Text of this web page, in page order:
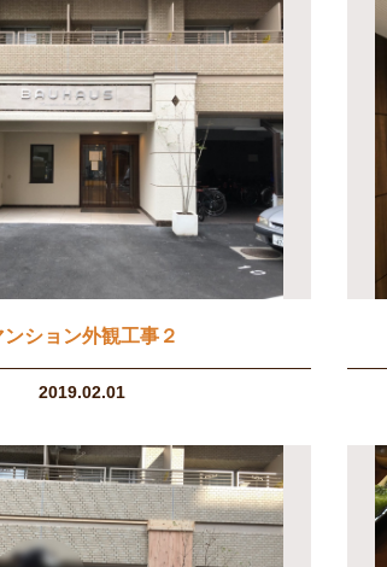
ンション外観工事２
2019.02.01